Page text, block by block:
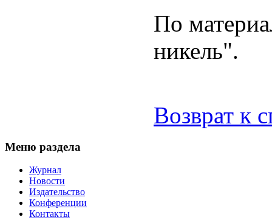
По
никель".
Возврат к
Меню раздела
Журнал
Новости
Издательство
Конференции
Контакты